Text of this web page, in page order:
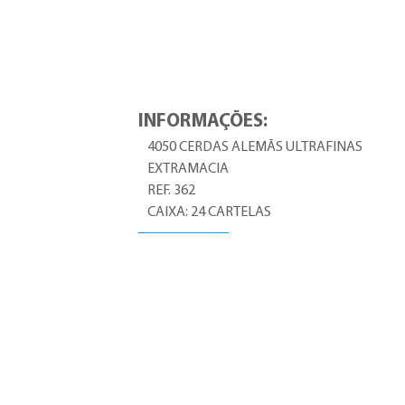
INFORMAÇÕES:
4050 CERDAS ALEMÃS ULTRAFINAS
EXTRAMACIA
REF. 362
CAIXA: 24 CARTELAS